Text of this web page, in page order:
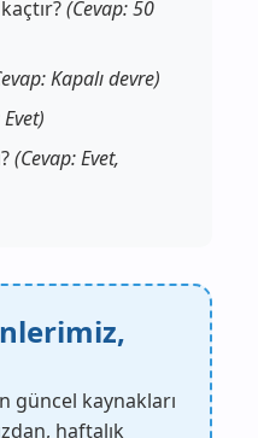
(Cevap: 50
Kapalı devre)
(Cevap: Evet,
güncel kaynakları
haftalık